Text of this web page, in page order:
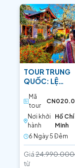
TOUR TRUNG
QUỐC: LỆ
SHANGRI-LA:
TIỂU TÂY TẠNG
Mã
tour
Nơi khởi
hành
Hồ Chí
Minh
6 Ngày 5 Ðêm
Giá
từ